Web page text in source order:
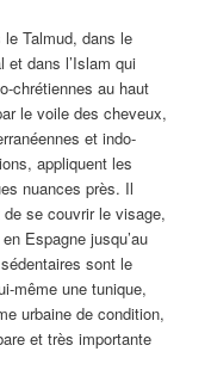
le Talmud, dans le
et dans l’Islam qui
chrétiennes au haut
le voile des cheveux,
et indo-
appliquent les
nuances près. Il
se couvrir le visage,
Espagne jusqu’au
sont le
même une tunique,
urbaine de condition,
et très importante